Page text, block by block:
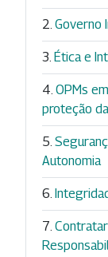
Governo
Ética e
OPMs
proteção
Autonomia